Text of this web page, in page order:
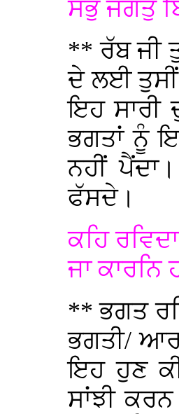
ਸਭੁ ਜਗਤੁ
** ਰੱਬ ਜੀ
ਦੇ ਲਈ ਤੁਸੀਂ
ਇਹ ਸਾਰੀ
ਭਗਤਾਂ ਨੂੰ
ਨਹੀਂ
ਫੱਸਦੇ।
ਕਹਿ
ਜਾ
** ਭਗਤ
ਭਗਤੀ/
ਇਹ ਹੁਣ
ਸਾਂਝੀ